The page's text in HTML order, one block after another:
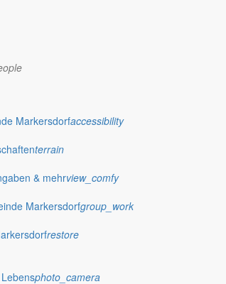
Markersdorfaccessibility
terrain
& mehrview_comfy
Markersdorfgroup_work
restore
photo_camera